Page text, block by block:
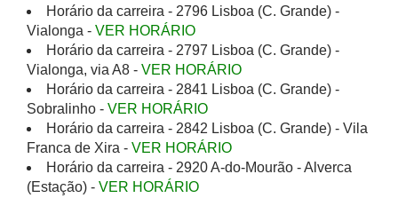
Horário da carreira - 2796 Lisboa (C. Grande) -
Vialonga - VER HORÁRIO
Horário da carreira - 2797 Lisboa (C. Grande) -
Vialonga, via A8 - VER HORÁRIO
Horário da carreira - 2841 Lisboa (C. Grande) -
Sobralinho - VER HORÁRIO
Horário da carreira - 2842 Lisboa (C. Grande) - Vila
Franca de Xira - VER HORÁRIO
Horário da carreira - 2920 A-do-Mourão - Alverca
(Estação) - VER HORÁRIO